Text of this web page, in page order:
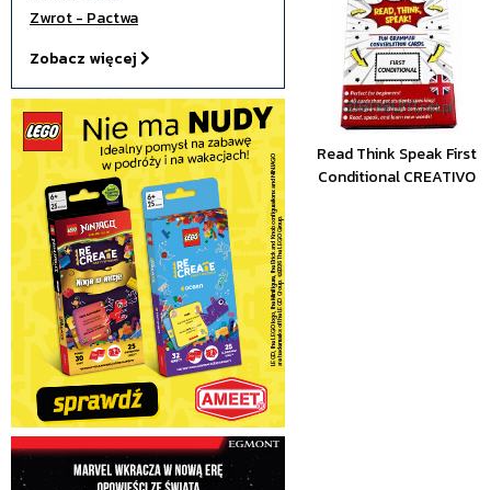
Zwrot - Pactwa
Zobacz więcej
Read Think Speak First
Conditional CREATIVO